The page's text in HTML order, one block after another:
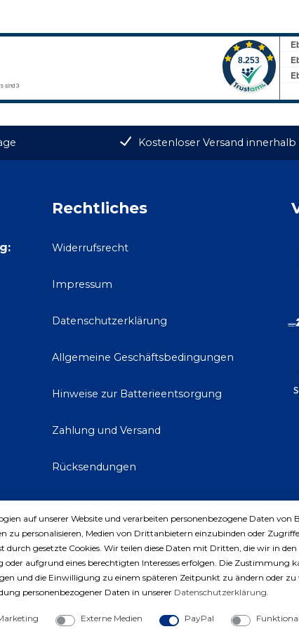
Kostenloser Versand
Rechtliches
Widerrufsrecht
Impressum
Datenschutzerklärung
Allgemeine Geschäftsbedingungen
Hinweise zur Batterieentsorgung
Zahlung und Versand
Rücksendungen
Kaufvertrag widerrufen
Copyright © 2023 by
auf unserer Website und verarbeiten personenbezogene Daten von
zu personalisieren, Medien von Drittanbietern einzubinden oder
durch gesetzte Cookies. Wir teilen diese Daten mit Dritten, die wir in
aufgrund eines berechtigten Interesses erfolgen. Die Zustimmung
und die Einwilligung zu einem späteren Zeitpunkt zu ändern oder zu
personenbezogener Daten in unserer Daten­schutz­erklärung.
Externe Medien PayPal Funktional